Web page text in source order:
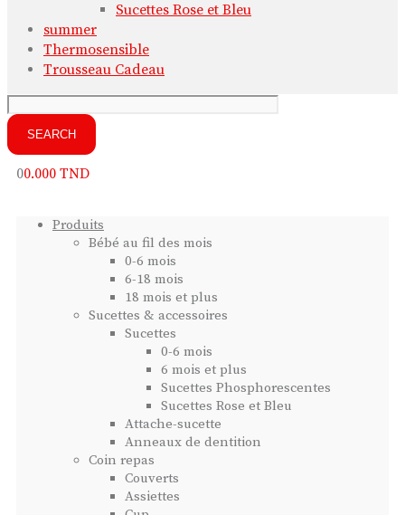
Sucettes Rose et Bleu
summer
Thermosensible
Trousseau Cadeau
00.000 TND
Produits
Bébé au fil des mois
0-6 mois
6-18 mois
18 mois et plus
Sucettes & accessoires
Sucettes
0-6 mois
6 mois et plus
Sucettes Phosphorescentes
Sucettes Rose et Bleu
Attache-sucette
Anneaux de dentition
Coin repas
Couverts
Assiettes